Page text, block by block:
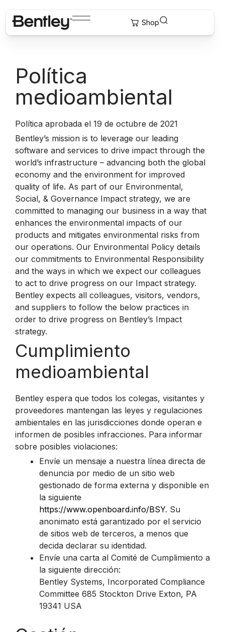
Política
medioambiental
Política aprobada el 19 de octubre de 2021
Bentley’s mission is to leverage our leading
software and services to drive impact through the
world’s infrastructure – advancing both the global
economy and the environment for improved
quality of life. As part of our Environmental,
Social, & Governance Impact strategy, we are
committed to managing our business in a way that
enhances the environmental impacts of our
products and mitigates environmental risks from
our operations. Our Environmental Policy details
our commitments to Environmental Responsibility
and the ways in which we expect our colleagues
to act to drive progress on our Impact strategy.
Bentley expects all colleagues, visitors, vendors,
and suppliers to follow the below practices in
order to drive progress on Bentley’s Impact
strategy.
Cumplimiento
medioambiental
Bentley espera que todos los colegas, visitantes y
proveedores mantengan las leyes y regulaciones
ambientales en las jurisdicciones donde operan e
informen de posibles infracciones. Para informar
sobre posibles violaciones:
Envíe un mensaje a nuestra línea directa de
denuncia por medio de un sitio web
gestionado de forma externa y disponible en
la siguiente
https://www.openboard.info/BSY. Su
anonimato está garantizado por el servicio
de sitios web de terceros, a menos que
decida declarar su identidad.
Envíe una carta al Comité de Cumplimiento a
la siguiente dirección:
Bentley Systems, Incorporated Compliance
Committee 685 Stockton Drive Exton, PA
19341 USA